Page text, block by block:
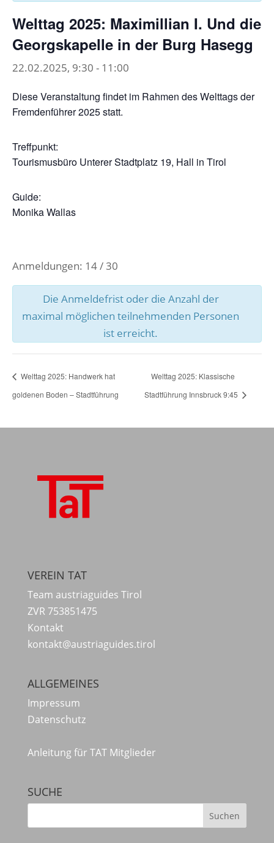
Welttag 2025: Maximillian I. Und die
Georgskapelle in der Burg Hasegg
22.02.2025, 9:30 - 11:00
Diese Veranstaltung findet im Rahmen des Welttags der
Fremdenführer 2025 statt.
Treffpunkt:
Tourismusbüro Unterer Stadtplatz 19, Hall in Tirol
Guide:
Monika Wallas
Anmeldungen: 14 / 30
Die Anmeldefrist oder die Anzahl der
maximal möglichen teilnehmenden Personen
ist erreicht.
Welttag 2025: Handwerk hat
goldenen Boden – Stadtführung
Welttag 2025: Klassische
Stadtführung Innsbruck 9:45
VEREIN TAT
Team austriaguides Tirol
ZVR 753851475
Kontakt
kontakt@austriaguides.tirol
ALLGEMEINES
Impressum
Datenschutz
Anleitung für TAT Mitglieder
SUCHE